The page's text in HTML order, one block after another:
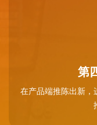
第
在产品端推陈出新，